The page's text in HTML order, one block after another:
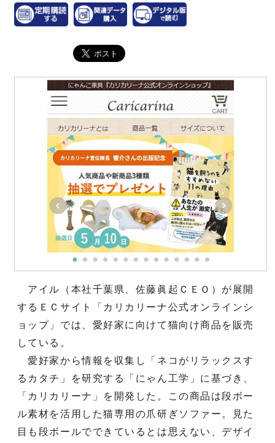
アイル（本社千葉県、佐藤眞起ＣＥＯ）が展開
するＥＣサイト「カリカリーナ公式オンラインシ
ョップ」では、愛好家に向けて猫向け商品を販売
している。
愛好家から情報を収集し「ネコがリラックスす
るカタチ」を研究する「にゃん工学」に基づき、
「カリカリーナ」を開発した。この商品は段ボー
ル素材を活用した猫専用の爪研ぎソファー。見た
目も段ボールでできているとは思えない、デザイ